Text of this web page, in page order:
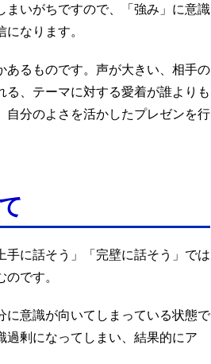
まいがちですので、「強み」に意識
なります。
あるものです。声が大きい、相手の
る、テーマに対する愛着が誰よりも
自分のよさを活かしたプレゼンを行
手に話そう」「完壁に話そう」では
です。
に意識が向いてしまっている状態で
剰になってしまい、結果的にア